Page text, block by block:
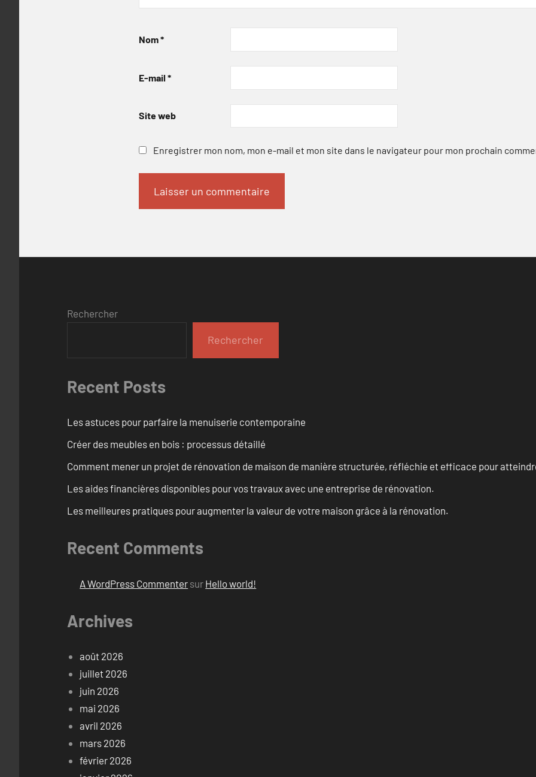
Nom*
E-mail *
Site web
Enregistrer mon nom, mon e-mail et mon site dans le navigateur pour mon prochain
Rechercher
Rechercher
Recent Posts
Les astuces pour parfaire la menuiserie contemporaine
Créer des meubles en bois : processus détaillé
Comment mener un projet de rénovation de maison de manière structurée, réfléchie et efficace pour
Les aides financières disponibles pour vos travaux avec une entreprise de rénovation.
Les meilleures pratiques pour augmenter la valeur de votre maison grâce à la rénovation.
Recent Comments
A WordPress Commenter sur Hello world!
Archives
août 2026
juillet 2026
juin 2026
mai 2026
avril 2026
mars 2026
février 2026